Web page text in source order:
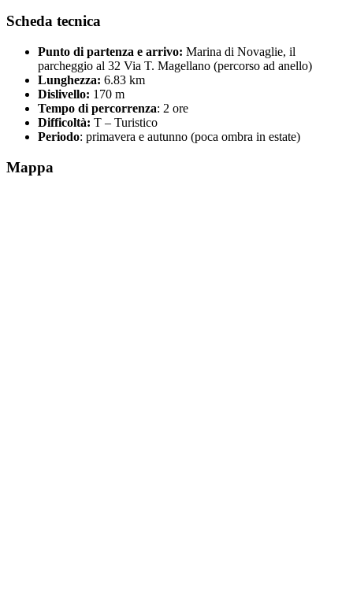
Scheda tecnica
Punto di partenza e arrivo: Marina di Novaglie, il
parcheggio al 32 Via T. Magellano (percorso ad anello)
Lunghezza: 6.83 km
Dislivello: 170 m
Tempo di percorrenza: 2 ore
Difficoltà: T – Turistico
Periodo: primavera e autunno (poca ombra in estate)
Mappa